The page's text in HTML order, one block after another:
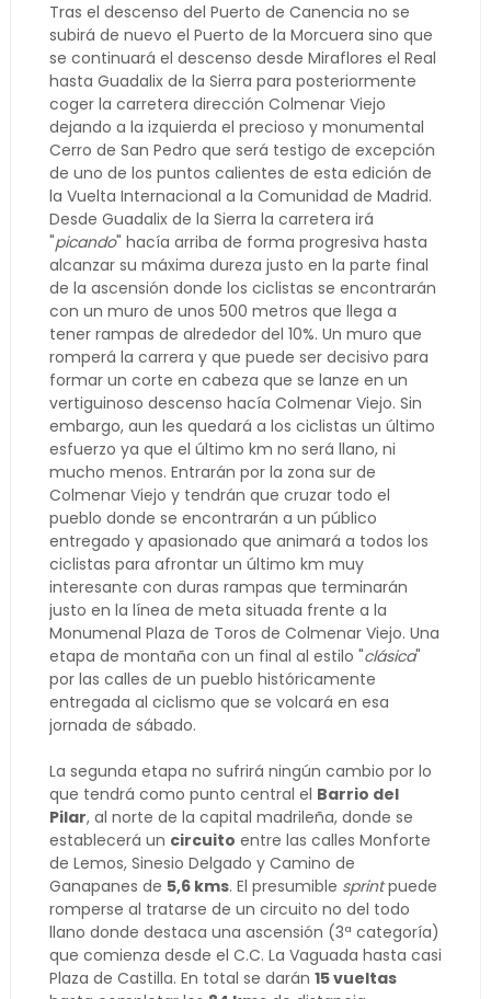
Tras el descenso del Puerto de Canencia no se
subirá de nuevo el Puerto de la Morcuera sino que
se continuará el descenso desde Miraflores el Real
hasta Guadalix de la Sierra para posteriormente
coger la carretera dirección Colmenar Viejo
dejando a la izquierda el precioso y monumental
Cerro de San Pedro que será testigo de excepción
de uno de los puntos calientes de esta edición de
la Vuelta Internacional a la Comunidad de Madrid.
Desde Guadalix de la Sierra la carretera irá
"picando" hacía arriba de forma progresiva hasta
alcanzar su máxima dureza justo en la parte final
de la ascensión donde los ciclistas se encontrarán
con un muro de unos 500 metros que llega a
tener rampas de alrededor del 10%. Un muro que
romperá la carrera y que puede ser decisivo para
formar un corte en cabeza que se lanze en un
vertiguinoso descenso hacía Colmenar Viejo. Sin
embargo, aun les quedará a los ciclistas un último
esfuerzo ya que el último km no será llano, ni
mucho menos. Entrarán por la zona sur de
Colmenar Viejo y tendrán que cruzar todo el
pueblo donde se encontrarán a un público
entregado y apasionado que animará a todos los
ciclistas para afrontar un último km muy
interesante con duras rampas que terminarán
justo en la línea de meta situada frente a la
Monumenal Plaza de Toros de Colmenar Viejo. Una
etapa de montaña con un final al estilo "clásica"
por las calles de un pueblo históricamente
entregada al ciclismo que se volcará en esa
jornada de sábado.
La segunda etapa no sufrirá ningún cambio por lo
que tendrá como punto central el Barrio del
Pilar, al norte de la capital madrileña, donde se
establecerá un circuito entre las calles Monforte
de Lemos, Sinesio Delgado y Camino de
Ganapanes de 5,6 kms. El presumible sprintpuede
romperse al tratarse de un circuito no del todo
llano donde destaca una ascensión (3ª categoría)
que comienza desde el C.C. La Vaguada hasta casi
Plaza de Castilla. En total se darán 15 vueltas